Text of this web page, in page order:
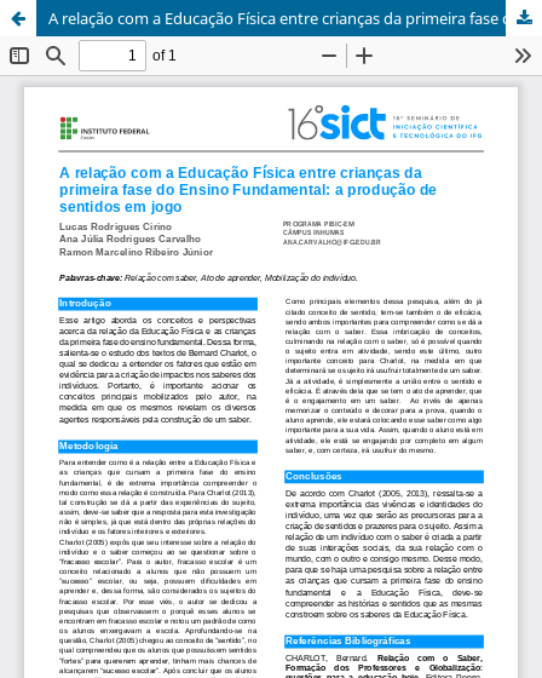
A relação com a Educação Física entre crianças da primeira fase do Ensino Fundamental: a produção de sentidos em jogo